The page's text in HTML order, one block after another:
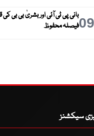
09بانی پی ٹی آئی اور بشریٰ بی بی
فیصلہ محفوظ
سیکشنز